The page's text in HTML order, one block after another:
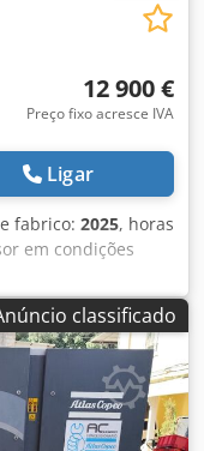
12 900 €
Preço fixo acresce IVA
Ligar
fabrico: 2025, horas
em condições
apenas 2000
oficiais.
Codpfx Alszdf
máxima: 10 bar
minuto
classificado